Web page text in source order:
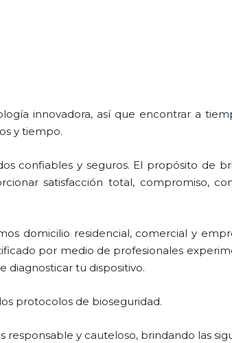
innovadora, así que encontrar a
y tiempo.
confiables y seguros. El propósito de
satisfacción total, compromiso,
domicilio residencial, comercial y
por medio de profesionales
diagnosticar tu dispositivo.
protocolos de bioseguridad.
responsable y cauteloso, brindando las